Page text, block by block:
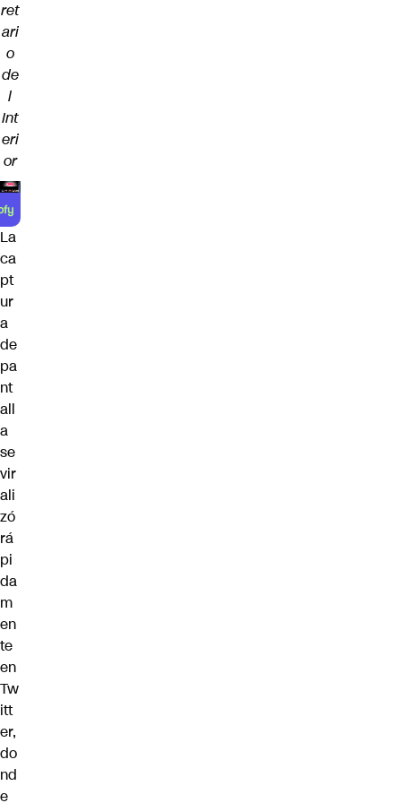
ret
ari
o
de
l
Int
eri
or
La
ca
pt
ur
a
de
pa
nt
all
a
se
vir
ali
zó
rá
pi
da
m
en
te
en
Tw
itt
er,
do
nd
e